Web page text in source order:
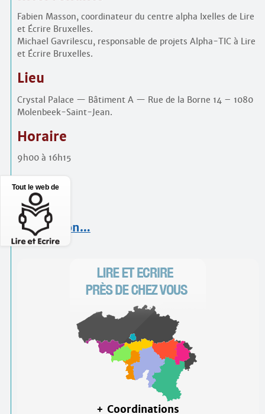
Fabien Masson, coordinateur du centre alpha Ixelles de Lire
et Écrire Bruxelles.
Michael Gavrilescu, responsable de projets Alpha-TIC à Lire
et Écrire Bruxelles.
Lieu
Crystal Palace — Bâtiment A — Rue de la Borne 14 – 1080
Molenbeek-Saint-Jean.
Horaire
9h00 à 16h15
Prix
60 €
Inscription…
+ Coordinations
Tout le web de